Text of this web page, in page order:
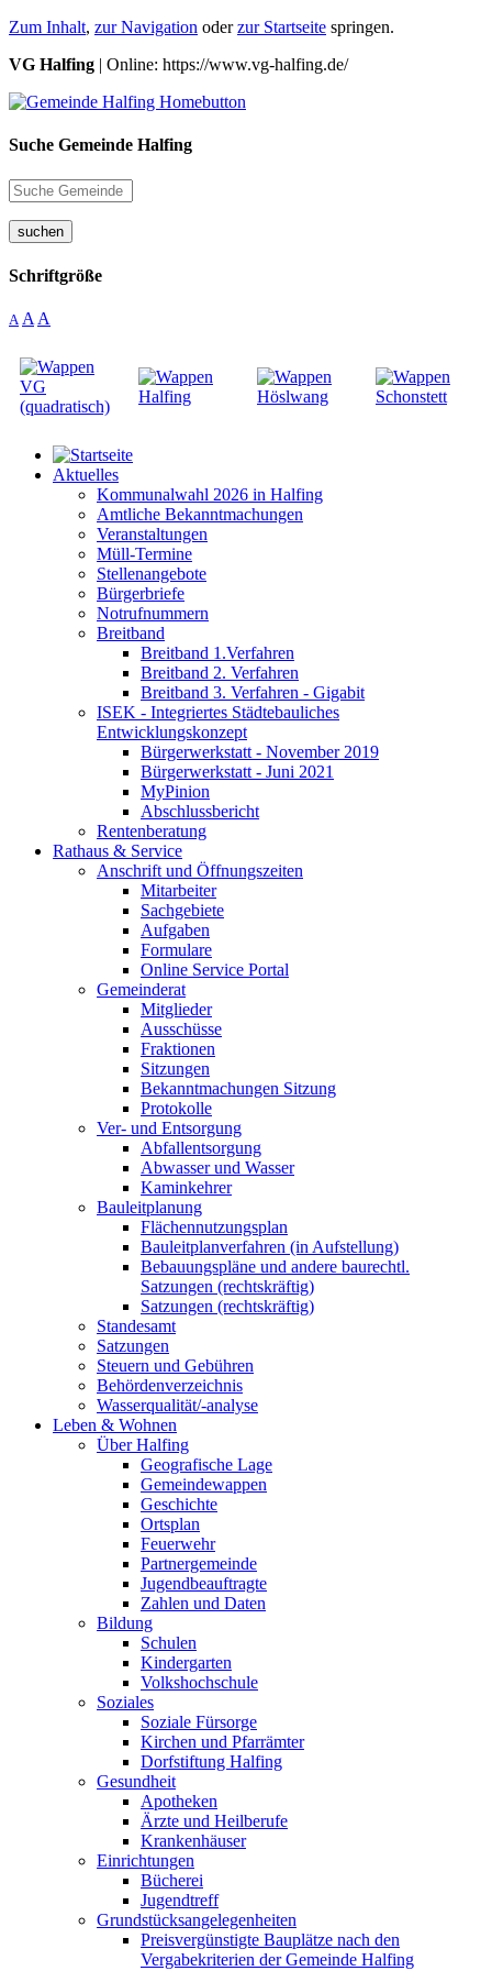
Zum Inhalt, zur Navigation oderzur Startseite springen.
VG Halfing | Online: https://www.vg-halfing.de/
Suche Gemeinde Halfing
suchen
Schriftgröße
A A A
Aktuelles
Kommunalwahl 2026 in Halfing
Amtliche Bekanntmachungen
Veranstaltungen
Müll-Termine
Stellenangebote
Bürgerbriefe
Notrufnummern
Breitband
Breitband 1.Verfahren
Breitband 2. Verfahren
Breitband 3. Verfahren - Gigabit
ISEK - Integriertes Städtebauliches
Entwicklungskonzept
Bürgerwerkstatt - November 2019
Bürgerwerkstatt - Juni 2021
MyPinion
Abschlussbericht
Rentenberatung
Rathaus & Service
Anschrift und Öffnungszeiten
Mitarbeiter
Sachgebiete
Aufgaben
Formulare
Online Service Portal
Gemeinderat
Mitglieder
Ausschüsse
Fraktionen
Sitzungen
Bekanntmachungen Sitzung
Protokolle
Ver- und Entsorgung
Abfallentsorgung
Abwasser und Wasser
Kaminkehrer
Bauleitplanung
Flächennutzungsplan
Bauleitplanverfahren (in Aufstellung)
Bebauungspläne und andere baurechtl.
Satzungen (rechtskräftig)
Satzungen (rechtskräftig)
Standesamt
Satzungen
Steuern und Gebühren
Behördenverzeichnis
Wasserqualität/-analyse
Leben & Wohnen
Über Halfing
Geografische Lage
Gemeindewappen
Geschichte
Ortsplan
Feuerwehr
Partnergemeinde
Jugendbeauftragte
Zahlen und Daten
Bildung
Schulen
Kindergarten
Volkshochschule
Soziales
Soziale Fürsorge
Kirchen und Pfarrämter
Dorfstiftung Halfing
Gesundheit
Apotheken
Ärzte und Heilberufe
Krankenhäuser
Einrichtungen
Bücherei
Jugendtreff
Grundstücksangelegenheiten
Preisvergünstigte Bauplätze nach den
Vergabekriterien der Gemeinde Halfing